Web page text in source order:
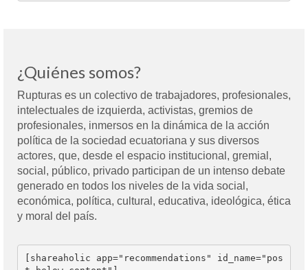
¿Quiénes somos?
Rupturas es un colectivo de trabajadores, profesionales,
intelectuales de izquierda, activistas, gremios de
profesionales, inmersos en la dinámica de la acción
política de la sociedad ecuatoriana y sus diversos
actores, que, desde el espacio institucional, gremial,
social, público, privado participan de un intenso debate
generado en todos los niveles de la vida social,
económica, política, cultural, educativa, ideológica, ética
y moral del país.
[shareaholic app="recommendations" id_name="pos